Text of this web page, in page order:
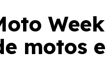
motos